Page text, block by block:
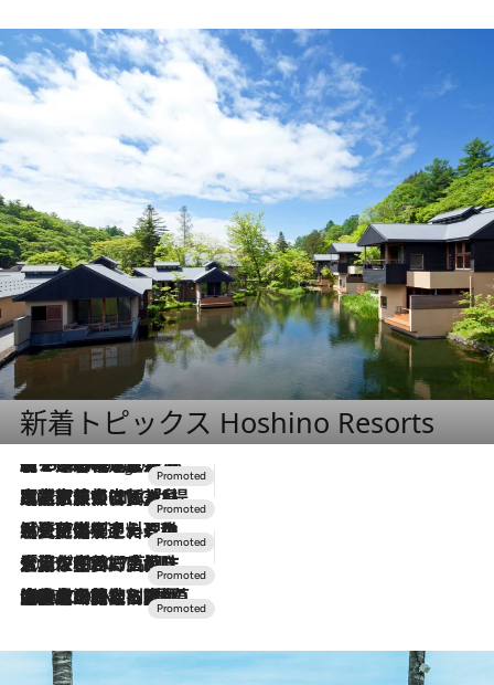
新着トピックス Hoshino Resorts
2 Hours Ago
【トンボの足水浴】ヒノキの香りに包まれて涼感マックス！約13℃の湧水かけ流しを避暑地「星野温泉 トンボの湯」で体験
2026.7.31
【ホテル帰省】という選択肢をOMOが提案。家族とほどよい距離を保つには「昼は実家、夜は気兼ねなくホテルで！」
2026.7.24
【夏限定ディナーコース】旬を迎える稚鮎や花ズッキーニなどをイタリア・トスカーナの郷土料理の手法で満喫！
2026.7.17
「土佐和ハーブかき氷」がOMO7高知に登場！生姜、山椒、大葉など目にも舌にも涼を呼ぶ郷土の味
2026.7.10
NEW OPEN！【界 草津】名湯の地に誕生。趣の異なる2種の温泉と上州ならではの会席・蕎麦割烹など美食を味わう究極の癒やし旅